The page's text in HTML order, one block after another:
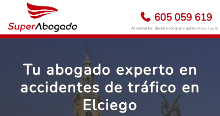
605 059 619
Al contactar, declara conocer nuestroAviso Legal
Tu abogado experto en
accidentes de tráfico en
Elciego